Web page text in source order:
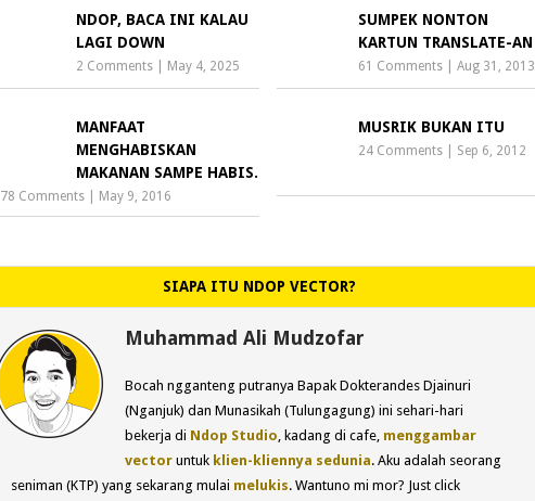
NDOP, BACA INI KALAU
LAGI DOWN
2 Comments May 4, 2025
SUMPEK NONTON
KARTUN TRANSLATE-AN
61 Comments| Aug 31, 2013
MANFAAT
MENGHABISKAN
MAKANAN SAMPE HABIS.
78 Comments May 9, 2016
MUSRIK BUKAN ITU
24 Comments| Sep 6, 2012
SIAPA ITU NDOP VECTOR?
Muhammad Ali Mudzofar
Bocah ngganteng putranya Bapak Dokterandes Djainuri
(Nganjuk) dan Munasikah (Tulungagung) ini sehari-hari
bekerja di Ndop Studio, kadang di cafe, menggambar
vectoruntuk klien-kliennya sedunia. Aku adalah seorang
seniman (KTP) yang sekarang mulai melukis. Wantuno mi mor? Just click